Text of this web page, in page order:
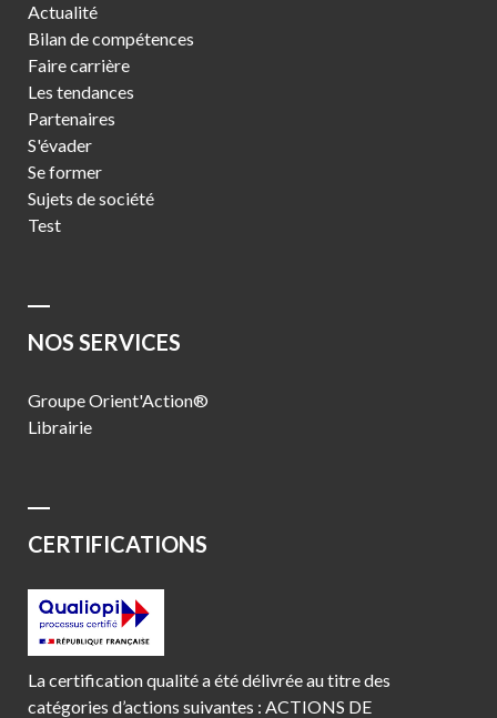
Actualité
Bilan de compétences
Faire carrière
Les tendances
Partenaires
S'évader
Se former
Sujets de société
Test
NOS SERVICES
Groupe Orient'Action®
Librairie
CERTIFICATIONS
La certification qualité a été délivrée au titre des
catégories d’actions suivantes : ACTIONS DE